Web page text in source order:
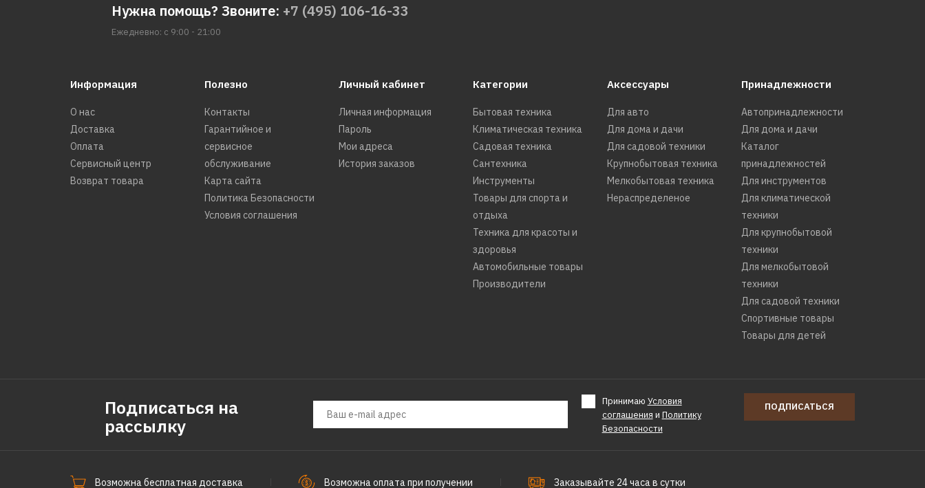
Нужна помощь? Звоните: +7 (495) 106-16-33
Ежедневно: с 9:00 - 21:00
Информация
О нас
Доставка
Оплата
Сервисный центр
Возврат товара
Полезно
Контакты
Гарантийное и
сервисное
обслуживание
Карта сайта
Политика Безопасности
Условия соглашения
Личный кабинет
Личная информация
Пароль
Мои адреса
История заказов
Категории
Бытовая техника
Климатическая техника
Садовая техника
Сантехника
Инструменты
Товары для спорта и
отдыха
Техника для красоты и
здоровья
Автомобильные товары
Производители
Аксессуары
Для авто
Для дома и дачи
Для садовой техники
Крупнобытовая техника
Мелкобытовая техника
Нераспределеное
Принадлежности
Автопринадлежности
Для дома и дачи
Каталог
принадлежностей
Для инструментов
Для климатической
техники
Для крупнобытовой
техники
Для мелкобытовой
техники
Для садовой техники
Спортивные товары
Товары для детей
Подписаться на
рассылку
Принимаю Условия
соглашения и Политику
Безопасности
ПОДПИСАТЬСЯ
Возможна бесплатная доставка Возможна оплата при получении Заказывайте 24 часа в сутки